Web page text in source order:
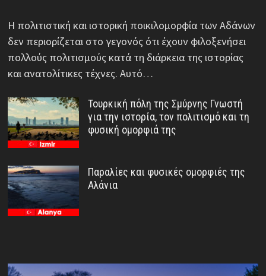
Η πολιτιστική και ιστορική ποικιλομορφία των Αδάνων
δεν περιορίζεται στο γεγονός ότι έχουν φιλοξενήσει
πολλούς πολιτισμούς κατά τη διάρκεια της ιστορίας
και ανατολίτικες τέχνες. Αυτό…
Τουρκική πόλη της Σμύρνης Γνωστή
για την ιστορία, τον πολιτισμό και τη
φυσική ομορφιά της
Παραλίες και φυσικές ομορφιές της
Αλάνια